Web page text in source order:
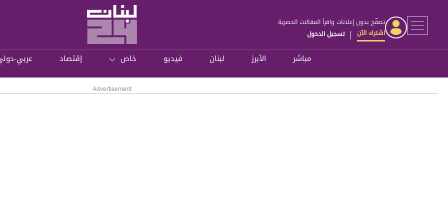
تصفّح بدون إعلانات واقرأ المقالات الحصرية
اشترك الآن | تسجيل الدخول
مباشر الأبرز لبنان فيديو خاص إقتصاد عربي-
Advertisement